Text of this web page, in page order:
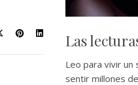
Las
Leo para vivir un
sentir millones